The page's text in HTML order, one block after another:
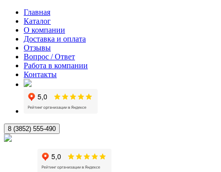
Главная
Каталог
О компании
Доставка и оплата
Отзывы
Вопрос / Ответ
Работа в компании
Контакты
8 (3852) 555-490